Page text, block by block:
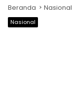
Beranda Nasional
Nasional